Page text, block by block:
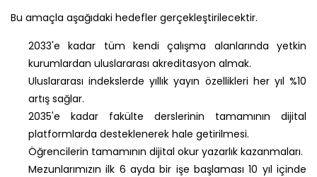
Bu amaçla aşağıdaki hedefler gerçekleştirilecektir.
2033'e kadar tüm kendi çalışma alanlarında yetkin
kurumlardan uluslararası akreditasyon almak.
Uluslararası indekslerde yıllık yayın özellikleri her yıl %10
artış sağlar.
2035'e kadar fakülte derslerinin tamamının dijital
platformlarda desteklenerek hale getirilmesi.
Öğrencilerin tamamının dijital okur yazarlık kazanmaları.
Mezunlarımızın ilk 6 ayda bir işe başlaması 10 yıl içinde